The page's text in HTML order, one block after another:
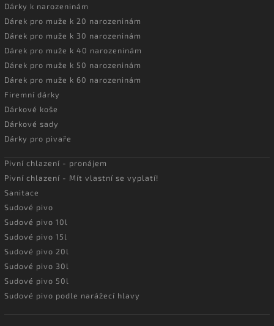
Dárky k narozeninám
Dárek pro muže k 20 narozeninám
Dárek pro muže k 30 narozeninám
Dárek pro muže k 40 narozeninám
Dárek pro muže k 50 narozeninám
Dárek pro muže k 60 narozeninám
Firemní dárky
Dárkové koše
Dárkové sady
Dárky pro pivaře
Pivní chlazení - pronájem
Pivní chlazení - Mít vlastní se vyplatí!
Sanitace
Sudové pivo
Sudové pivo 10l
Sudové pivo 15l
Sudové pivo 20l
Sudové pivo 30l
Sudové pivo 50l
Sudové pivo podle narážecí hlavy